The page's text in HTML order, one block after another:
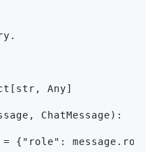
Any]
ChatMessage):
{"role":